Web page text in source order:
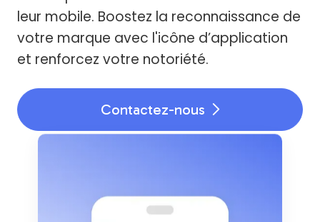
leur mobile. Boostez la reconnaissance de
votre marque avec l'icône d’application
et renforcez votre notoriété.
Contactez-nous 